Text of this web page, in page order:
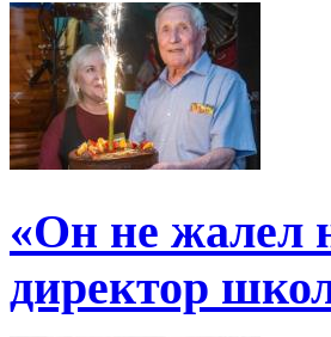
«Он не жалел
директор